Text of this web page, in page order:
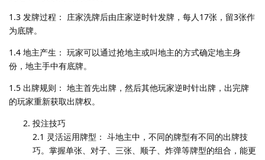
1.3 发牌过程： 庄家洗牌后由庄家逆时针发牌，每人17张，留3张作
为底牌。
1.4 地主产生： 玩家可以通过抢地主或叫地主的方式确定地主身
份，地主手中有底牌。
1.5 出牌规则： 地主首先出牌，然后其他玩家逆时针出牌，出完牌
的玩家重新获取出牌权。
投注技巧
2.1 灵活运用牌型： 斗地主中，不同的牌型有不同的出牌技
巧。掌握单张、对子、三张、顺子、炸弹等牌型的组合，能更